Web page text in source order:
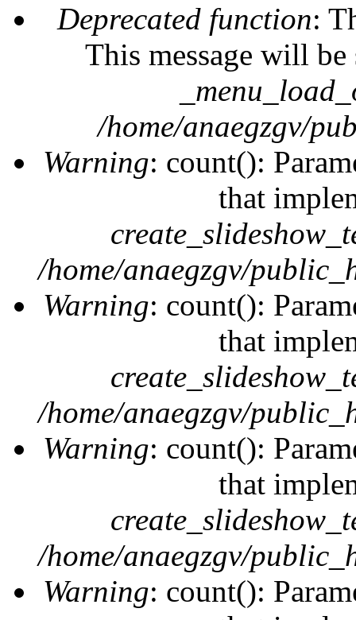
Deprecated function:
This message will
/home/anaegzgv/
Warning: count():
that
/home/anaegzgv/
Warning: count():
that
/home/anaegzgv/
Warning: count():
that
/home/anaegzgv/
Warning: count():